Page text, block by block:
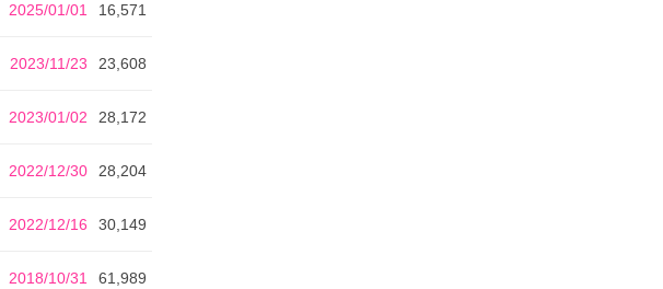
2025/01/01 16,571
2023/11/23 23,608
2023/01/02 28,172
2022/12/30 28,204
2022/12/16 30,149
2018/10/31 61,989